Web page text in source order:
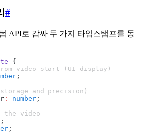
#
API로 감싸 두 가지 타임스탬프를 동
{
video start (UI display)
;
and precision)
: number ;
the video
;
;